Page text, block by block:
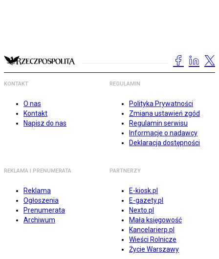
KONTAKT
O nas
Kontakt
Napisz do nas
REGULAMIN
Polityka Prywatności
Zmiana ustawień zgód
Regulamin serwisu
Informacje o nadawcy
Deklaracja dostępności
REKLAMA I PRENUMERATA
Reklama
Ogłoszenia
Prenumerata
Archiwum
PARTNERZY
E-kiosk.pl
E-gazety.pl
Nexto.pl
Mała księgowość
Kancelarierp.pl
Wieści Rolnicze
Życie Warszawy